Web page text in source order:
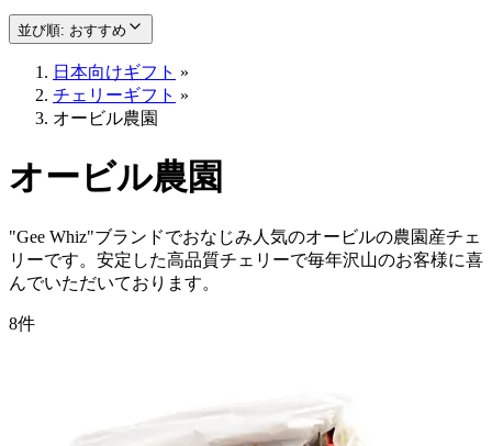
並び順: おすすめ
日本向けギフト »
チェリーギフト »
オービル農園
オービル農園
"Gee Whiz"ブランドでおなじみ人気のオービルの農園産チェ
リーです。安定した高品質チェリーで毎年沢山のお客様に喜
んでいただいております。
8件